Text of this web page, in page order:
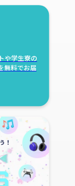
や学生寮の
無料でお届